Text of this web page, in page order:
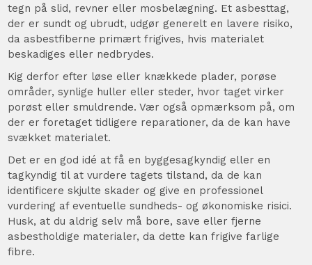
tegn på slid, revner eller mosbelægning. Et asbesttag,
der er sundt og ubrudt, udgør generelt en lavere risiko,
da asbestfiberne primært frigives, hvis materialet
beskadiges eller nedbrydes.
Kig derfor efter løse eller knækkede plader, porøse
områder, synlige huller eller steder, hvor taget virker
porøst eller smuldrende. Vær også opmærksom på, om
der er foretaget tidligere reparationer, da de kan have
svækket materialet.
Det er en god idé at få en byggesagkyndig eller en
tagkyndig til at vurdere tagets tilstand, da de kan
identificere skjulte skader og give en professionel
vurdering af eventuelle sundheds- og økonomiske risici.
Husk, at du aldrig selv må bore, save eller fjerne
asbestholdige materialer, da dette kan frigive farlige
fibre.